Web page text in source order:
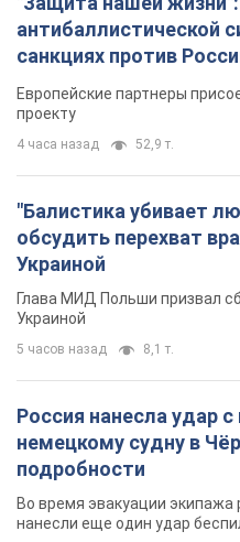
Россия нанесла удар
немецкому судну в
подробности
Во время эвакуации экипажа
нанесли еще один удар
3 часа назад 2,5 т.